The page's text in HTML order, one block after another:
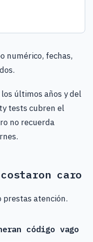
numérico, fechas,
últimos años y del
tests cubren el
no recuerda
caro
prestas atención.
código vago